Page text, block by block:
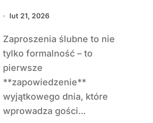
wybrać idealny
lut 21, 2026
Zaproszenia ślubne to nie
tylko formalność – to
pierwsze
**zapowiedzenie**
wyjątkowego dnia, które
wprowadza gości...